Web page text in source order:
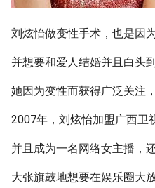
刘炫怡做变性手术，也是因
并想要和爱人结婚并且白头
她因为变性而获得广泛关注
2007年，刘炫怡加盟广西卫
并且成为一名网络女主播，
大张旗鼓地想要在娱乐圈大放